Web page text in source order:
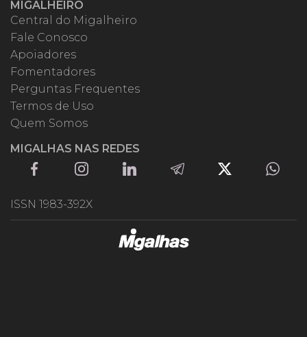
MIGALHEIRO
Central do Migalheiro
Fale Conosco
Apoiadores
Fomentadores
Perguntas Frequentes
Termos de Uso
Quem Somos
MIGALHAS NAS REDES
ISSN 1983-392X